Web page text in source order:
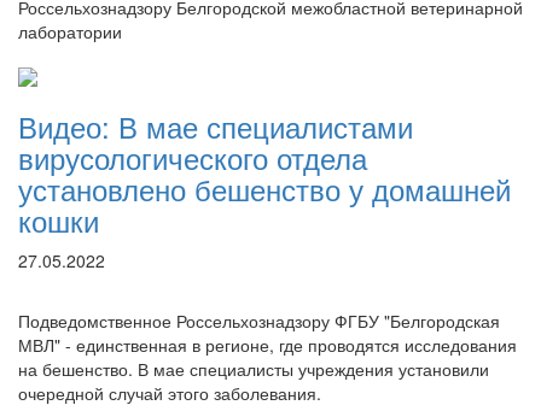
Россельхознадзору Белгородской межобластной ветеринарной
лаборатории
Видео: В мае специалистами
вирусологического отдела
установлено бешенство у домашней
кошки
27.05.2022
Подведомственное Россельхознадзору ФГБУ "Белгородская
МВЛ" - единственная в регионе, где проводятся исследования
на бешенство. В мае специалисты учреждения установили
очередной случай этого заболевания.